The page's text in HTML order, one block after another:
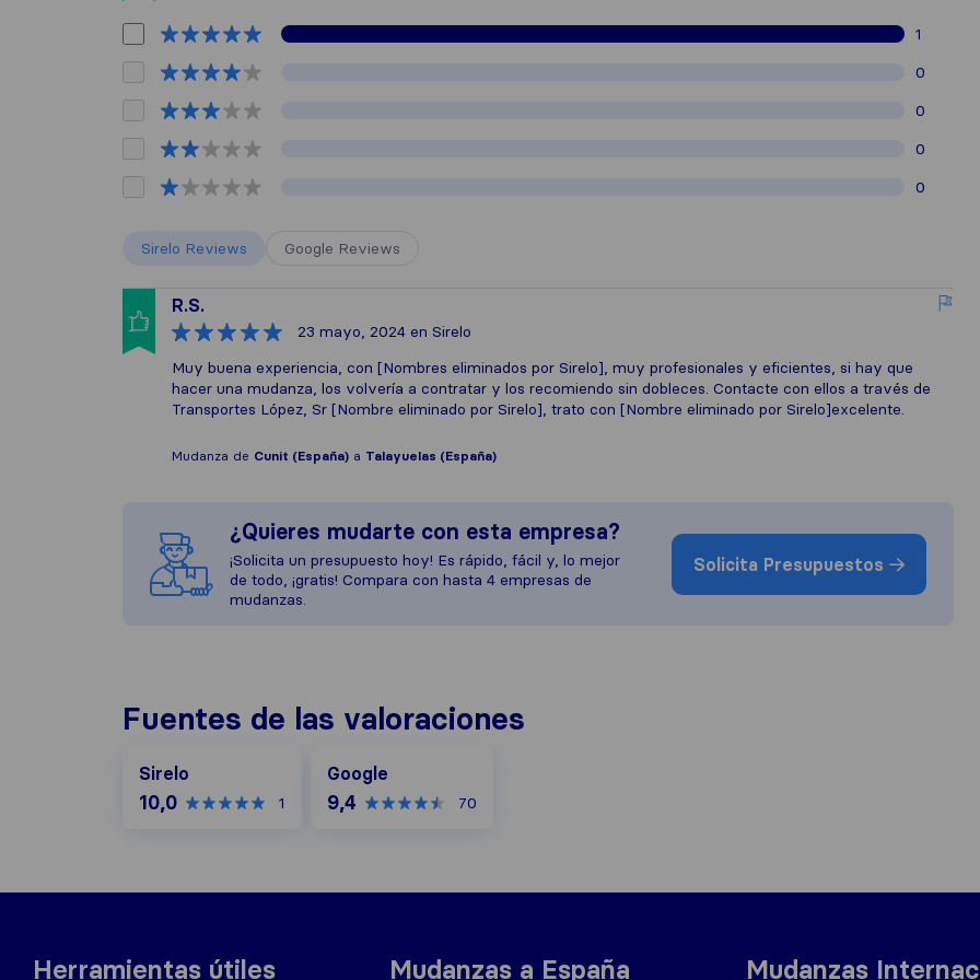
1
0
0
0
0
Sirelo Reviews Google Reviews
R.S.
23 mayo, 2024 en Sirelo
Muy buena experiencia, con [Nombres eliminados por Sirelo], muy profesionales y eficientes, si hay que
hacer una mudanza, los volvería a contratar y los recomiendo sin dobleces. Contacte con ellos a través de
Transportes López, Sr [Nombre eliminado por Sirelo], trato con [Nombre eliminado por Sirelo]excelente.
Mudanza de Cunit (España) a Talayuelas (España)
¿Quieres mudarte con esta empresa?
¡Solicita un presupuesto hoy! Es rápido, fácil y, lo mejor
de todo, ¡gratis! Compara con hasta 4 empresas de
mudanzas.
Solicita Presupuestos
Fuentes de las valoraciones
Sirelo
10,0 1
Google
9,4 70
Herramientas útiles Mudanzas a España Mudanzas